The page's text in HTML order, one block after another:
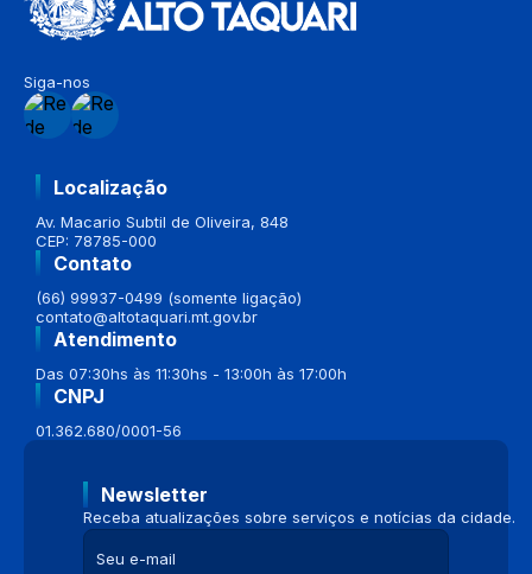
Siga-nos
Localização
Av. Macario Subtil de Oliveira, 848
CEP: 78785-000
Contato
(66) 99937-0499 (somente ligação)
contato@altotaquari.mt.gov.br
Atendimento
Das 07:30hs às 11:30hs - 13:00h às 17:00h
CNPJ
01.362.680/0001-56
Newsletter
Receba atualizações sobre serviços e notícias da cidade.